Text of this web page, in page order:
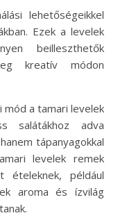
lehetőségeikkel
Ezek a levelek
beilleszthetők
kreatív módon
a tamari levelek
salátákhoz adva
tápanyagokkal
levelek remek
ételeknek, például
aroma és ízvilág